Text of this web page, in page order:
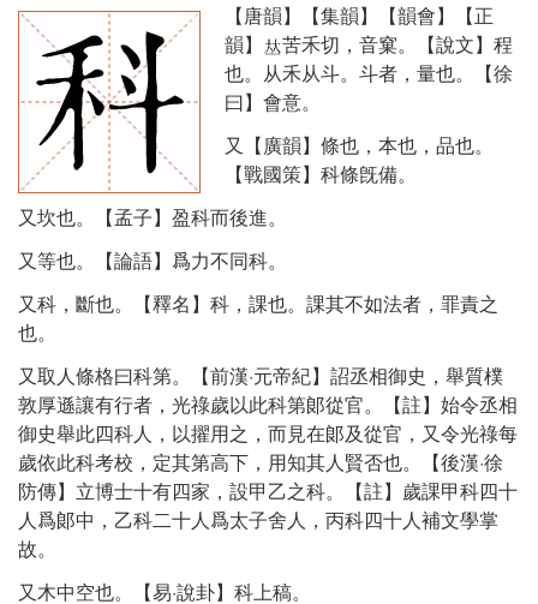
【唐韻】【集韻】【韻會】【正
韻】
苦禾切，音窠。【說文】程
也。从禾从斗。斗者，量也。【徐
曰】會意。
又【廣韻】條也，本也，品也。
【戰國策】科條旣備。
又坎也。【孟子】盈科而後進。
又等也。【論語】爲力不同科。
又科，斷也。【釋名】科，課也。課其不如法者，罪責之
也。
又取人條格曰科第。【前漢·元帝紀】詔丞相御史，舉質樸
敦厚遜讓有行者，光祿歲以此科第郞從官。【註】始令丞相
御史舉此四科人，以擢用之，而見在郞及從官，又令光祿每
歲依此科考校，定其第高下，用知其人賢否也。【後漢·徐
防傳】立博士十有四家，設甲乙之科。【註】歲課甲科四十
人爲郞中，乙科二十人爲太子舍人，丙科四十人補文學掌
故。
又木中空也。【易·說卦】科上稿。